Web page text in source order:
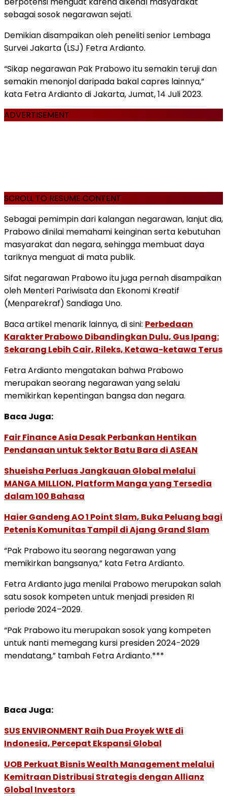
sebagai sosok negarawan sejati.
Demikian disampaikan oleh peneliti senior Lembaga
Survei Jakarta (LSJ) Fetra Ardianto.
“Sikap negarawan Pak Prabowo itu semakin teruji dan
semakin menonjol daripada bakal capres lainnya,”
kata Fetra Ardianto di Jakarta, Jumat, 14 Juli 2023.
ADVERTISEMENT
SCROLL TO RESUME CONTENT
Sebagai pemimpin dari kalangan negarawan, lanjut dia,
Prabowo dinilai memahami keinginan serta kebutuhan
masyarakat dan negara, sehingga membuat daya
tariknya menguat di mata publik.
Sifat negarawan Prabowo itu juga pernah disampaikan
oleh Menteri Pariwisata dan Ekonomi Kreatif
(Menparekraf) Sandiaga Uno.
Baca artikel menarik lainnya, di sini: Perbedaan
Karakter Prabowo Dibandingkan Dulu, Gus Ipang:
Sekarang Lebih Cair, Rileks, Ketawa-ketawa Terus
Fetra Ardianto mengatakan bahwa Prabowo
merupakan seorang negarawan yang selalu
memikirkan kepentingan bangsa dan negara.
Baca Juga:
Fair Finance Asia Desak Perbankan Hentikan
Pendanaan untuk Sektor Batu Bara di ASEAN
Shueisha Perluas Jangkauan Global melalui
MANGA MILLION, Platform Manga yang Tersedia
dalam 100 Bahasa
Haier Gandeng AO 1 Point Slam, Buka Peluang bagi
Petenis Komunitas Tampil di Ajang Grand Slam
“Pak Prabowo itu seorang negarawan yang
memikirkan bangsanya,” kata Fetra Ardianto.
Fetra Ardianto juga menilai Prabowo merupakan salah
satu sosok kompeten untuk menjadi presiden RI
periode 2024–2029.
“Pak Prabowo itu merupakan sosok yang kompeten
untuk nanti memegang kursi presiden 2024-2029
mendatang,” tambah Fetra Ardianto.***
Baca Juga:
SUS ENVIRONMENT Raih Dua Proyek WtE di
Indonesia, Percepat Ekspansi Global
UOB Perkuat Bisnis Wealth Management melalui
Kemitraan Distribusi Strategis dengan Allianz
Global Investors